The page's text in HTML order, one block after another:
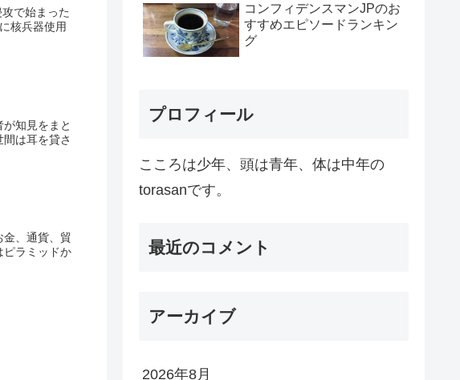
で始まった
核兵器使用
知見をまと
は耳を貸さ
、通貨、貿
ピラミッドか
コンフィデンスマンJPのお
すすめエピソードランキン
グ
プロフィール
こころは少年、頭は青年、体は中年の
torasanです。
最近のコメント
アーカイブ
2026年8月